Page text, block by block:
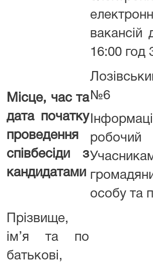
вакансій
16:00 год
Місце, час та
дата початку
проведення
співбесіди з
кандидатами
№6
робочий
особу та
Прізвище,
ім’я та по
батькові,